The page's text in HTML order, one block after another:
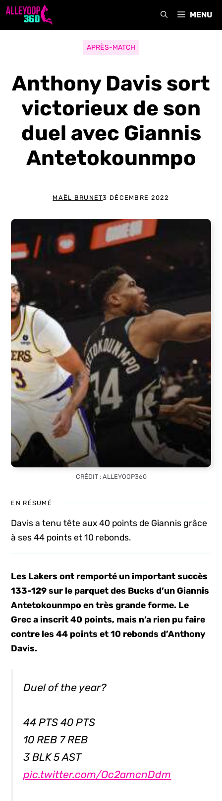
Aller
MENU
APRÈS-MATCH
Anthony Davis sort
victorieux de son
duel avec Giannis
Antetokounmpo
MAËL BRUNET3 DÉCEMBRE 2022
CRÉDIT : ALLEYOOP360
EN RÉSUMÉ
Davis a tenu tête aux 40 points de Giannis grâce
à ses 44 points et 10 rebonds.
Les Lakers ont remporté un important succès
133-129 sur le parquet des Bucks d’un Giannis
Antetokounmpo en très grande forme. Le
Grec a inscrit 40 points, mais n’a rien pu faire
contre les 44 points et 10 rebonds d’Anthony
Davis.
Duel of the year?
44 PTS 40 PTS
10 REB 7 REB
3 BLK 5 AST
pic.twitter.com/Oc2amcnDdm